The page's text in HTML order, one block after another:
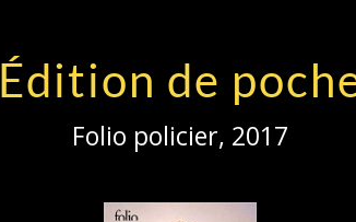
Édition de
Folio policier, 2017